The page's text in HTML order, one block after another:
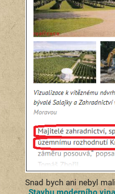
Snad bych ani nebyl
„Stavbu moderního